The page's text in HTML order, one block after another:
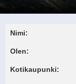
Nimi:
Olen:
Kotikaupunki: